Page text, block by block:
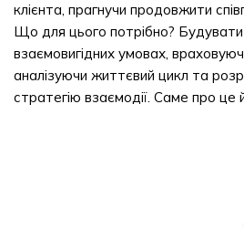
клієнта, прагнучи продовжити
Що для цього потрібно? Будувати
взаємовигідних умовах,
аналізуючи життєвий цикл та
стратегію взаємодії. Саме про це